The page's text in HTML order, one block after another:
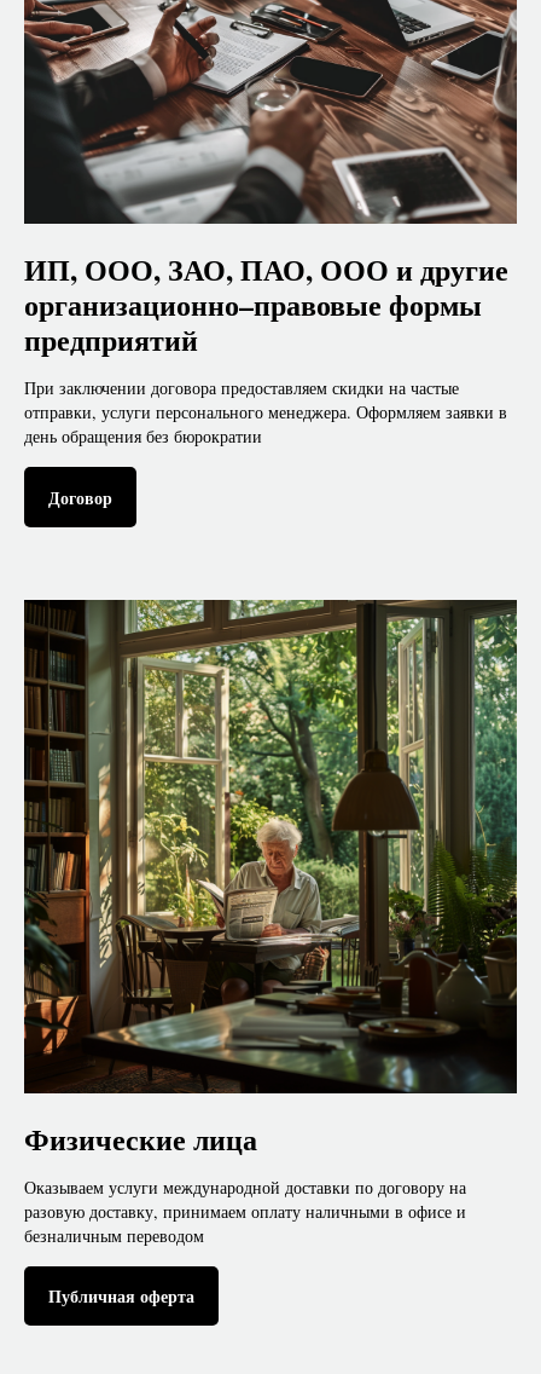
ИП, ООО, ЗАО, ПАО, ООО и другие
организационно–правовые формы
предприятий
При заключении договора предоставляем скидки на частые
отправки, услуги персонального менеджера. Оформляем заявки в
день обращения без бюрократии
Договор
Физические лица
Оказываем услуги международной доставки по договору на
разовую доставку, принимаем оплату наличными в офисе и
безналичным переводом
Публичная оферта